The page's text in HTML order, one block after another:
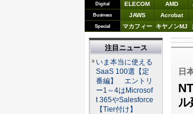
Digital ELECOM AMD
Business JAWS Acrobat
Special マカフィー キヤノンMJ
日
ル
注目ニュース
いま本当に使える
SaaS 100選【定
番編】 エントリ
ー1～4はMicrosof
t 365やSalesforce
【Tier付け】